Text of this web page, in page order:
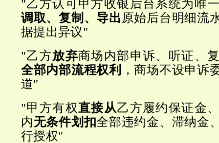
"乙方认可甲方收银后台系统为唯
调取、复制、导出 原始后台明细流
据提出异议"
"乙方放弃商场内部申诉、听证、
全部内部流程权利
，商场不设申诉
道"
"甲方有权直接从乙方履约保证金
内无条件划扣全部违约金、滞纳金
行授权"